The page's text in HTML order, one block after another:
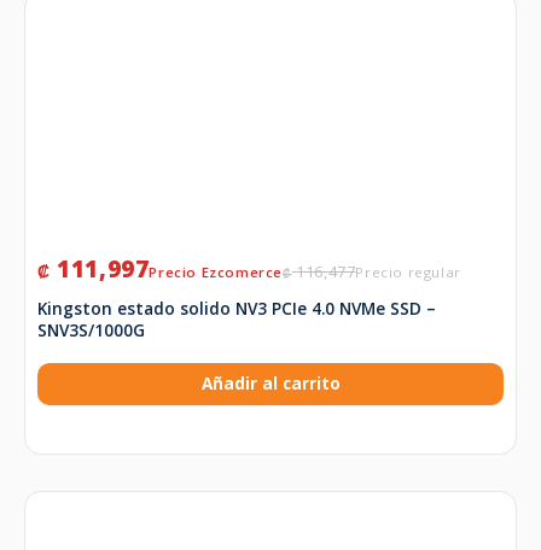
₡116,477
₡ 111,997
Kingston estado solido NV3 PCIe 4.0 NVMe SSD –
SNV3S/1000G
Añadir al carrito